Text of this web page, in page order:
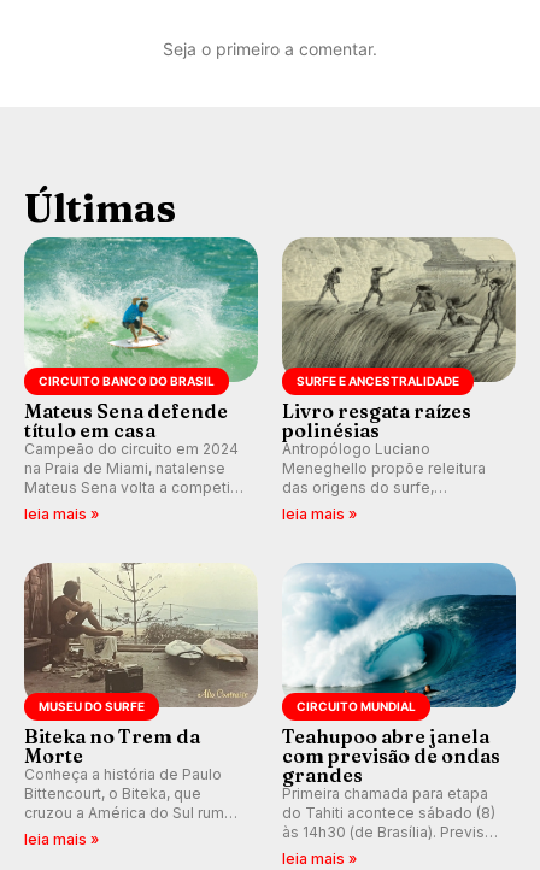
Seja o primeiro a comentar.
Últimas
CIRCUITO BANCO DO BRASIL
Mateus Sena defende
título em casa
Campeão do circuito em 2024
na Praia de Miami, natalense
Mateus Sena volta a competir
em casa em busca de manter a
leia mais »
SURFE E ANCESTRALIDADE
Livro resgata raízes
polinésias
Antropólogo Luciano
Meneghello propõe releitura
das origens do surfe,
resgatando a cultura polinésia
prática em esporte e indústria.
leia mais »
MUSEU DO SURFE
Biteka no Trem da
Morte
Conheça a história de Paulo
Bittencourt, o Biteka, que
cruzou a América do Sul rumo
ao Pacífico em uma jornada
leia mais »
CIRCUITO MUNDIAL
Teahupoo abre janela
com previsão de ondas
grandes
Primeira chamada para etapa
do Tahiti acontece sábado (8)
às 14h30 (de Brasília). Previsão
indica swell consistente.
leia mais »